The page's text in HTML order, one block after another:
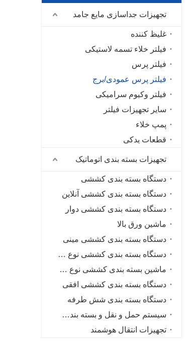
تجهیزات جداسازی مایع جامد
غلیظ کننده
فیلتر خلاء تسمه لاستیکی
فیلتر پرس
فیلتر پرس عمودی/برج
فیلتر وکیوم سرامیکی
سایر تجهیزات فیلتر
پمپ خلاء
قطعات یدکی
تجهیزات بسته بندی اتوماتیک
دستگاه بسته بندی کششی
دستگاه بسته بندی کششی آنلاین
دستگاه بسته بندی کششی دوار
ماشین ورق بالا
دستگاه بسته بندی کششی مینی
دستگاه بسته بندی کششی نوع قرقره
ماشین بسته بندی کششی نوع حلقه با سرعت بالا
دستگاه بسته بندی کششی افقی
دستگاه بسته بندی شش طرفه
سیستم حمل و نقل و بسته بندی هوشمند
تجهیزات انتقال هوشمند